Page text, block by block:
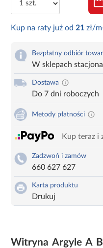
Kup na raty już od 21 zł/
Bezpłatny odbiór
W sklepach
Dostawa
Do 7 dni roboczych
Metody płatności
Kup teraz i
Zadzwoń i zamów
660 627 627
Karta produktu
Drukuj
Witryna Argyle A